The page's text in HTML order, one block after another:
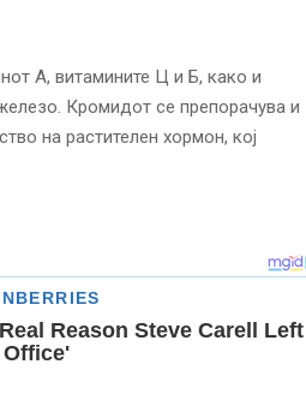
А, витамините Ц и Б, како и
Кромидот се препорачува и
на растителен хормон, кој